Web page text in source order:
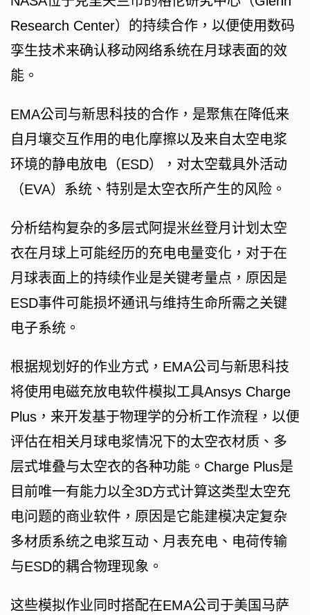
Research Center）的持续合作，以便使用数码
孪生技术来确认移动网络系统在月球表面的效
能。
EMA公司与新思科技的合作，是聚焦在降低来
自月壤交互作用的电化摩擦以及来自太空电浆
环境的静电放电（ESD），对太空载具外活动
（EVA）系统、特别是太空衣所产生的风险。
分析结构复杂的多层式阿提米丝登月计划太空
衣在月球上可能经历的充电电量变化，对于在
月球表面上的持续作业是关键考量点，原因是
ESD事件可能损坏通讯与维持生命所需之关键
电子系统。
根据规划好的作业方式，EMA公司与新思科技
将使用电磁充放电软件模拟工具Ansys Charge
Plus，来开发基于物理学的分析工作流程，以便
评估在相关月球电浆情况下的太空衣材质、多
层式堆叠与太空衣的各种功能。Charge Plus是
目前唯一有能力以全3D方式计算这类型太空充
电问题的商业软件，原因是它能建模决定复杂
多材质系统之电浆互动、月表充电、电荷传输
与ESD的耦合物理现象。
这些模拟作业同时搭配在EMA公司于美国马萨